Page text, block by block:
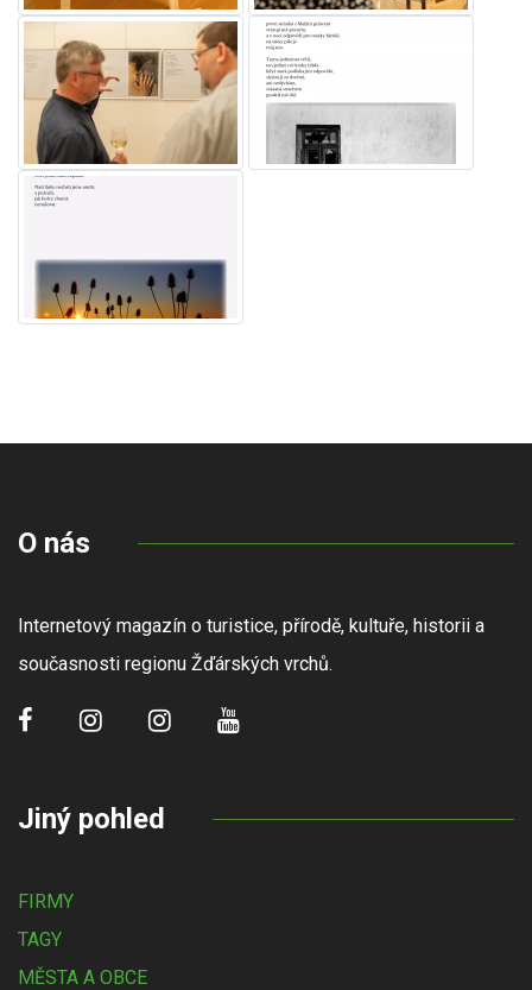
O nás
Internetový magazín o turistice, přírodě, kultuře, historii a
současnosti regionu Žďárských vrchů.
Jiný pohled
FIRMY
TAGY
MĚSTA A OBCE